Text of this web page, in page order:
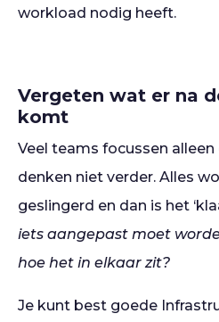
workload nodig heeft.
Vergeten wat er na
komt
Veel teams focussen
denken niet verder. Alles
geslingerd en dan is het
iets aangepast moet
hoe het in elkaar zit?
Je kunt best goede